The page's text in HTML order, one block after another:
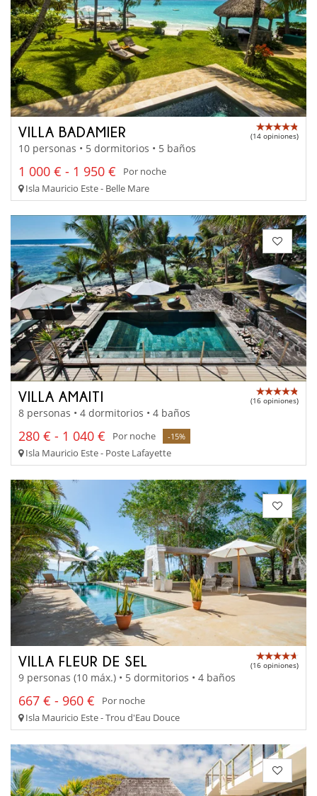
VILLA BADAMIER (14 opiniones)
10 personas • 5 dormitorios • 5 baños
1 000 € - 1 950 €
Por noche
Isla Mauricio Este - Belle Mare
VILLA AMAITI (16 opiniones)
8 personas • 4 dormitorios • 4 baños
280 € - 1 040 € Por noche -15%
Isla Mauricio Este - Poste Lafayette
VILLA FLEUR DE SEL (16 opiniones)
9 personas (10 máx.) • 5 dormitorios • 4 baños
667 € - 960 €
Por noche
Isla Mauricio Este - Trou d'Eau Douce